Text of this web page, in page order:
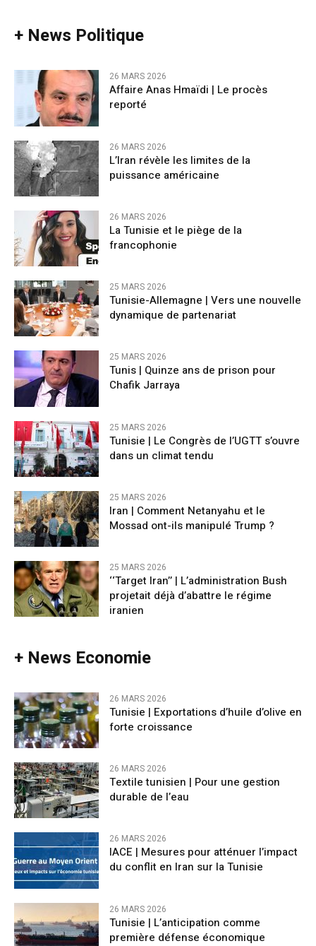
+ News Politique
26 MARS 2026
Affaire Anas Hmaïdi | Le procès
reporté
26 MARS 2026
L’Iran révèle les limites de la
puissance américaine
26 MARS 2026
La Tunisie et le piège de la
francophonie
25 MARS 2026
Tunisie-Allemagne | Vers une nouvelle
dynamique de partenariat
25 MARS 2026
Tunis | Quinze ans de prison pour
Chafik Jarraya
25 MARS 2026
Tunisie | Le Congrès de l’UGTT s’ouvre
dans un climat tendu
25 MARS 2026
Iran | Comment Netanyahu et le
Mossad ont-ils manipulé Trump ?
25 MARS 2026
‘‘Target Iran’’ | L’administration Bush
projetait déjà d’abattre le régime
iranien
+ News Economie
26 MARS 2026
Tunisie | Exportations d’huile d’olive en
forte croissance
26 MARS 2026
Textile tunisien | Pour une gestion
durable de l’eau
26 MARS 2026
IACE | Mesures pour atténuer l’impact
du conflit en Iran sur la Tunisie
26 MARS 2026
Tunisie | L’anticipation comme
première défense économique